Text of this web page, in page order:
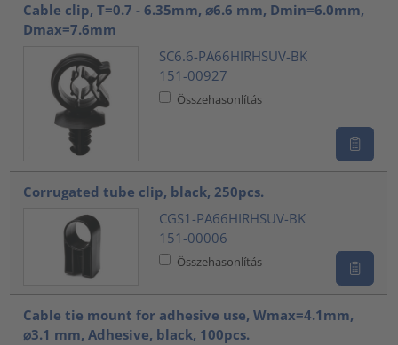
Cable clip, T=0.7 - 6.35mm, ⌀6.6 mm, Dmin=6.0mm,
Dmax=7.6mm
SC6.6-PA66HIRHSUV-BK
151-00927
Összehasonlítás
Corrugated tube clip, black, 250pcs.
CGS1-PA66HIRHSUV-BK
151-00006
Összehasonlítás
Cable tie mount for adhesive use, Wmax=4.1mm,
⌀3.1 mm, Adhesive, black, 100pcs.